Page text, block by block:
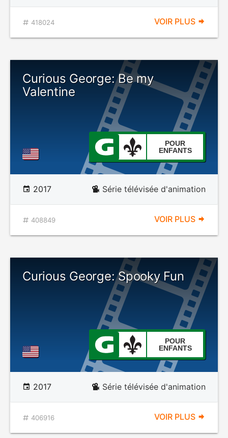
418024 VOIR PLUS
Curious George: Be my
Valentine
POUR
ENFANTS
2017 Série télévisée d'animation
408849 VOIR PLUS
Curious George: Spooky Fun
POUR
ENFANTS
2017 Série télévisée d'animation
406916 VOIR PLUS